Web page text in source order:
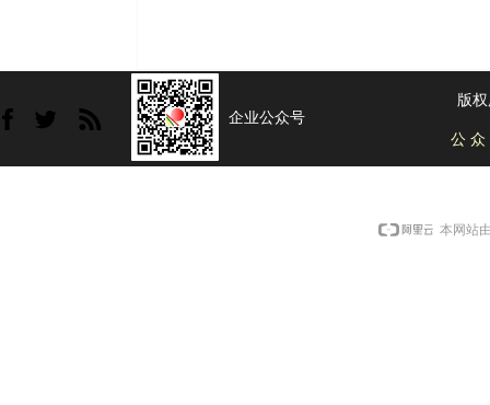
企业公众号
版
公 众
本网站